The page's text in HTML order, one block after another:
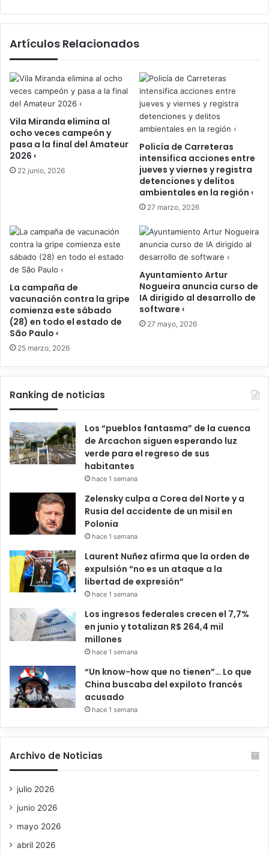
Artículos Relacionados
Vila Miranda elimina al
ocho veces campeón y
pasa a la final del Amateur
2026 ‹
22 junio, 2026
Policía de Carreteras
intensifica acciones entre
jueves y viernes y registra
detenciones y delitos
ambientales en la región ‹
27 marzo, 2026
La campaña de
vacunación contra la gripe
comienza este sábado
(28) en todo el estado de
São Paulo ‹
25 marzo, 2026
Ayuntamiento Artur
Nogueira anuncia curso de
IA dirigido al desarrollo de
software ‹
27 mayo, 2026
Ranking de noticias
Los “pueblos fantasma” de la cuenca
de Arcachon siguen esperando luz
verde para el regreso de sus
habitantes
hace 1 semana
Zelensky culpa a Corea del Norte y a
Rusia del accidente de un misil en
Polonia
hace 1 semana
Laurent Nuñez afirma que la orden de
expulsión “no es un ataque a la
libertad de expresión”
hace 1 semana
Los ingresos federales crecen el 7,7%
en junio y totalizan R$ 264,4 mil
millones
hace 1 semana
“Un know-how que no tienen”… Lo que
China buscaba del expiloto francés
acusado
hace 1 semana
Archivo de Noticias
julio 2026
junio 2026
mayo 2026
abril 2026